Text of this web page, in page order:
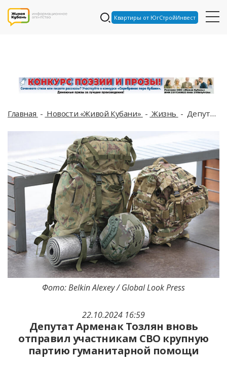
Квартиры от ЮгСтройИнвест
Главная Новости «Живой Кубани» Жизнь Депутат Арменак Тозлян вновь отправил участникам СВО крупную партию гуманитарной помощи
22.10.2024 16:59
Депутат Арменак Тозлян вновь
отправил участникам СВО крупную
партию гуманитарной помощи
Фото: Belkin Alexey / Global Look Press